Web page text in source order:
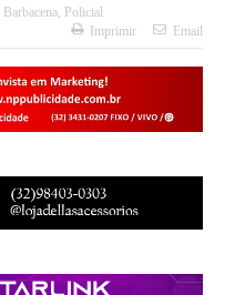
Barbacena, Policial
Imprimir
Email